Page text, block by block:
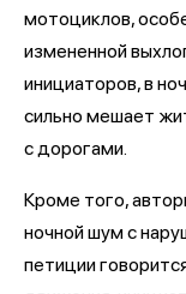
мотоциклов,
измененной
инициаторов, в
сильно мешает
с дорогами.
Кроме того,
ночной шум с
петиции